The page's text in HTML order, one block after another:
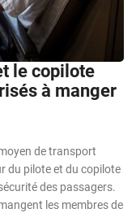
le copilote
à manger
de transport
du pilote et du copilote
des passagers.
les membres de